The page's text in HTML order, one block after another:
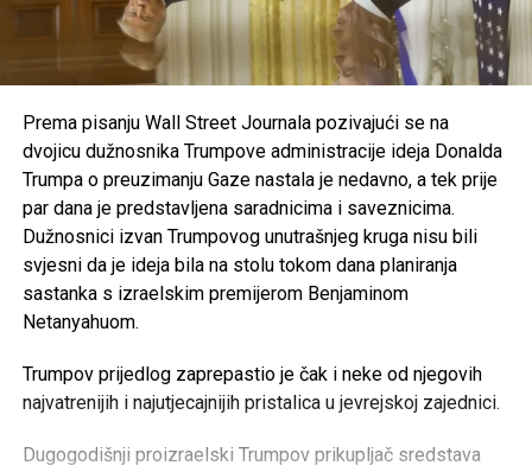
Prema pisanju Wall Street Journala pozivajući se na
dvojicu dužnosnika Trumpove administracije ideja Donalda
Trumpa o preuzimanju Gaze nastala je nedavno, a tek prije
par dana je predstavljena saradnicima i saveznicima.
Dužnosnici izvan Trumpovog unutrašnjeg kruga nisu bili
svjesni da je ideja bila na stolu tokom dana planiranja
sastanka s izraelskim premijerom Benjaminom
Netanyahuom.
Trumpov prijedlog zaprepastio je čak i neke od njegovih
najvatrenijih i najutjecajnijih pristalica u jevrejskoj zajednici.
Dugogodišnji proizraelski Trumpov prikupljač sredstava